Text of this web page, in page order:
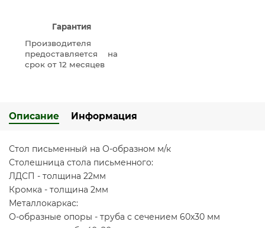
Гарантия
Производителя
предоставляется на
срок от 12 месяцев
Описание Информация
Стол письменный на О-образном м/к
Столешница стола письменного:
ЛДСП - толщина 22мм
Кромка - толщина 2мм
Металлокаркас:
О-образные опоры - труба с сечением 60х30 мм